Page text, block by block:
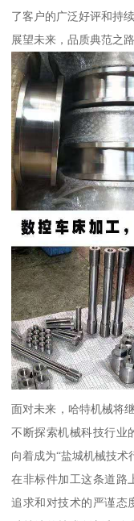
了客户的广泛好评和持续
展望未来，品质典范之路
面对未来，哈特机械将
不断探索机械科技行业
向着成为“盐城机械技术
在非标件加工这条道路
追求和对技术的严谨态